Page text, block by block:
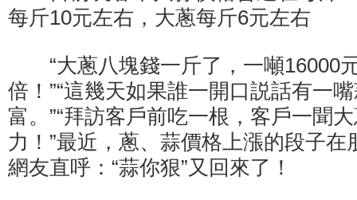
每斤10元左右，大蔥每斤6元左右
“大蔥八塊錢一斤了，一噸16000
倍！”“這幾天如果誰一開口説話有一
富。”“拜訪客戶前吃一根，客戶一聞
力！”最近，蔥、蒜價格上漲的段子
網友直呼：“蒜你狠”又回來了！